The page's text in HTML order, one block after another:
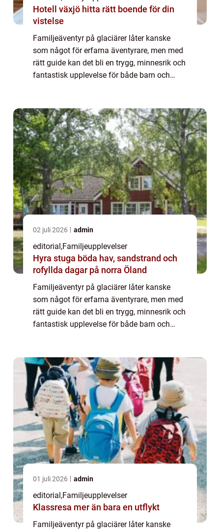
Hotell växjö hitta rätt boende för din
vistelse
Familjeäventyr på glaciärer låter kanske
som något för erfarna äventyrare, men med
rätt guide kan det bli en trygg, minnesrik och
fantastisk upplevelse för både barn och
02 juli 2026 admin
editorial,Familjeupplevelser
Hyra stuga böda hav, sandstrand och
rofyllda dagar på norra Öland
Familjeäventyr på glaciärer låter kanske
som något för erfarna äventyrare, men med
rätt guide kan det bli en trygg, minnesrik och
fantastisk upplevelse för både barn och
01 juli 2026 admin
editorial,Familjeupplevelser
Klassresa mer än bara en utflykt
Familjeäventyr på glaciärer låter kanske